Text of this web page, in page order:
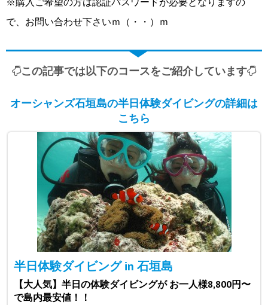
で、お問い合わせ下さいｍ（・・）ｍ
この記事では以下のコースをご紹介しています
オーシャンズ石垣島の半日体験ダイビングの詳細は
こちら
半日体験ダイビング in 石垣島
【大人気】半日の体験ダイビングが お一人様8,800円〜
で島内最安値！！